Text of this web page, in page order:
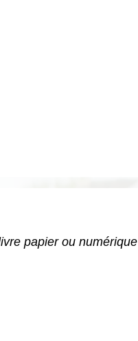
papier ou numérique